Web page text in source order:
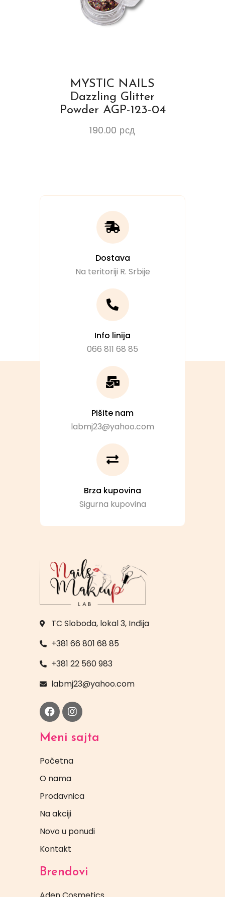
MYSTIC NAILS
Dazzling Glitter
Powder AGP-123-04
190.00 рсд
Dostava
Na teritoriji R. Srbije
Info linija
066 811 68 85
Pišite nam
labmj23@yahoo.com
Brza kupovina
Sigurna kupovina
TC Sloboda, lokal 3, Inđija
+381 66 801 68 85
+381 22 560 983
labmj23@yahoo.com
Meni sajta
Početna
O nama
Prodavnica
Na akciji
Novo u ponudi
Kontakt
Brendovi